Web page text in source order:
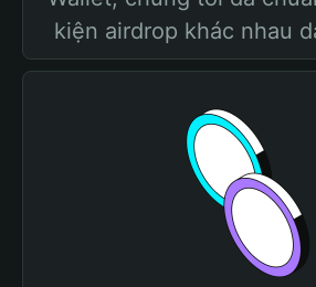
kiện airdrop khác nhau